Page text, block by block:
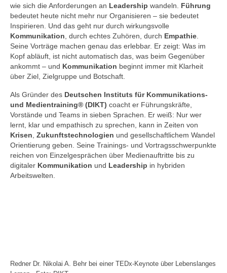
wie sich die Anforderungen an Leadership wandeln. Führung
bedeutet heute nicht mehr nur Organisieren – sie bedeutet
Inspirieren. Und das geht nur durch wirkungsvolle
Kommunikation , durch echtes Zuhören, durch Empathie
Seine Vorträge machen genau das erlebbar. Er zeigt: Was im
Kopf abläuft, ist nicht automatisch das, was beim Gegenüber
ankommt – und Kommunikation beginnt immer mit Klarheit
über Ziel, Zielgruppe und Botschaft.
Als Gründer des Deutschen Instituts für Kommunikations-
und Medientraining® (DIKT) coacht er Führungskräfte,
Vorstände und Teams in sieben Sprachen. Er weiß: Nur wer
lernt, klar und empathisch zu sprechen, kann in Zeiten von
Krisen Zukunftstechnologien und gesellschaftlichem Wandel
Orientierung geben. Seine Trainings- und Vortragsschwerpunkte
reichen von Einzelgesprächen über Medienauftritte bis zu
digitaler Kommunikation und Leadership in hybriden
Arbeitswelten.
Redner Dr. Nikolai A. Behr bei einer TEDx-Keynote über Lebenslanges